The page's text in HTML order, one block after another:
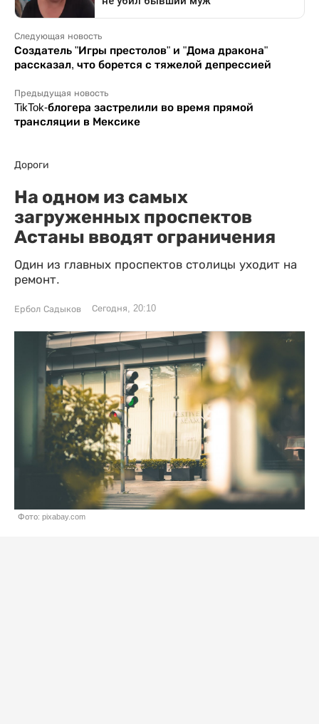
Следующая новость
Создатель "Игры престолов" и "Дома дракона"
рассказал, что борется с тяжелой депрессией
Предыдущая новость
TikTok-блогера застрелили во время прямой
трансляции в Мексике
Дороги
На одном из самых
загруженных проспектов
Астаны вводят ограничения
Один из главных проспектов столицы уходит на
ремонт.
Ербол Садыков Сегодня, 20:10
Фото: pixabay.com